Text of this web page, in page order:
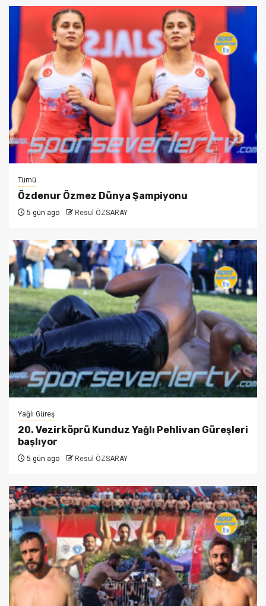
Tümü
Özdenur Özmez Dünya Şampiyonu
5 gün ago Resul ÖZSARAY
Yağlı Güreş
20. Vezirköprü Kunduz Yağlı Pehlivan Güreşleri
başlıyor
5 gün ago Resul ÖZSARAY